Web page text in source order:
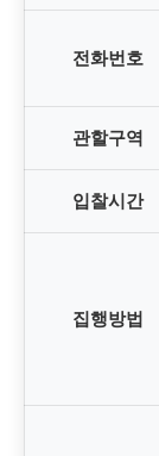
전화번호
관할구역
입찰시간
집행방법